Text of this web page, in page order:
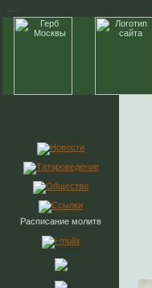
Расписание молитв